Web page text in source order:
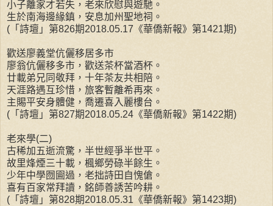
小子離家才若失，老來欣慰與遊馳。
生於南海邊緣鎮，安息加州聖地祠。
(「詩壇」第826期2018.05.17《華僑新報》第1421期)
歡送廖義堂伉儷移居多市
廖翁伉儷移多市，歡送茶杯當酒杯。
廿載弟兄同敬拜，十年茶友共相陪。
天涯路遇互珍惜，旅客暫離希再來。
主賜平安身體健，喬遷喜入麗樓台。
(「詩壇」第827期2018.05.24《華僑新報》第1422期)
老來學(二)
古稀加五逝流驚，半世經爭半世平。
故里烽煙三十載，楓鄉勞碌半餘生。
少年中學囫圇過，老拙詩田自愧傖。
喜有百家常拜讀，銘師善誘苦吟耕。
(「詩壇」第828期2018.05.31《華僑新報》第1423期)